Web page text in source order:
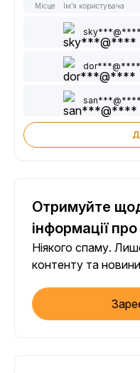
Місце Ім’я користувача
sky***@****
dor***@****
san***@****
Отримуйте
інформації
Ніякого спаму.
контенту та новини